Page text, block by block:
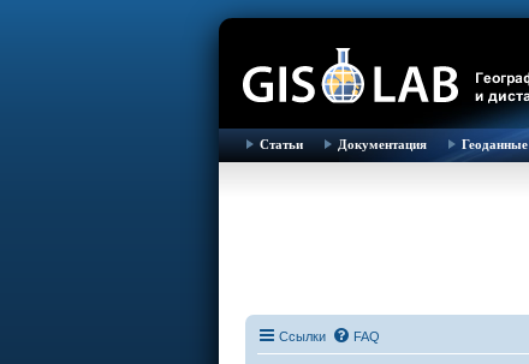
Статьи Документация Геоданные
Ссылки FAQ